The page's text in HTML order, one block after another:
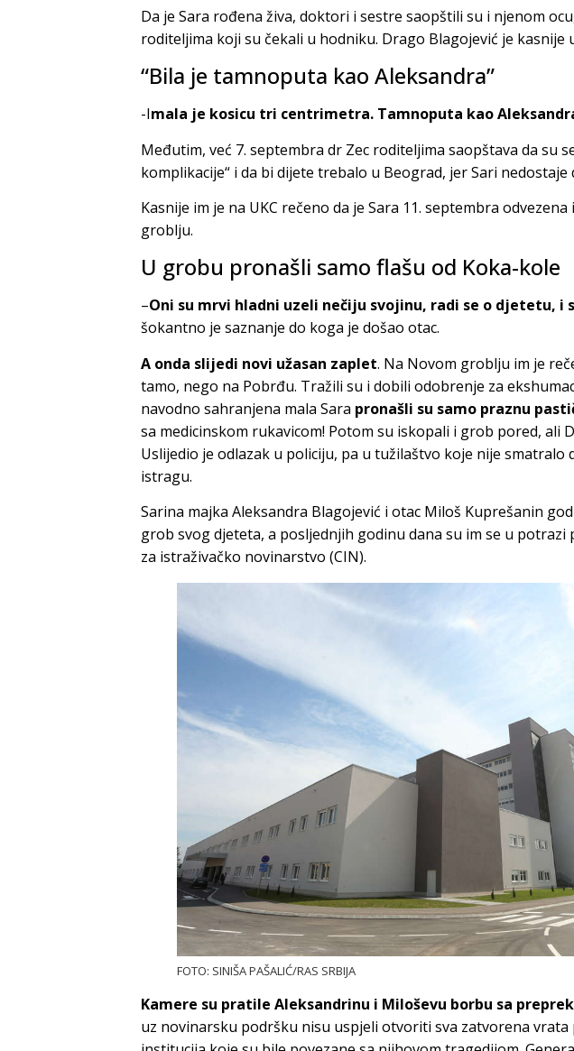
Da je Sara rođena živa, doktori i sestre saopštili su i njenom
roditeljima koji su čekali u hodniku. Drago Blagojević je kasnije
“Bila je tamnoputa kao Aleksandra”
-Imala je kosicu tri centrimetra. Tamnoputa kao
Međutim, već 7. septembra dr Zec roditeljima saopštava da su
komplikacije“ i da bi dijete trebalo u Beograd, jer Sari
Kasnije im je na UKC rečeno da je Sara 11. septembra
groblju.
U grobu pronašli samo flašu od Koka-kole
–Oni su mrvi hladni uzeli nečiju svojinu, radi se o djetetu, i
šokantno je saznanje do koga je došao otac.
A onda slijedi novi užasan zaplet. Na Novom groblju im je
tamo, nego na Pobrđu. Tražili su i dobili odobrenje za
navodno sahranjena mala Sara pronašli su samo praznu
sa medicinskom rukavicom! Potom su iskopali i grob pored, ali
Uslijedio je odlazak u policiju, pa u tužilaštvo koje nije smatralo
istragu.
Sarina majka Aleksandra Blagojević i otac Miloš Kuprešanin
grob svog djeteta, a posljednjih godinu dana su im se u
za istraživačko novinarstvo (CIN).
FOTO: SINIŠA PAŠALIĆ/RAS SRBIJA
Kamere su pratile Aleksandrinu i Miloševu borbu sa
uz novinarsku podršku nisu uspjeli otvoriti sva zatvorena vrata